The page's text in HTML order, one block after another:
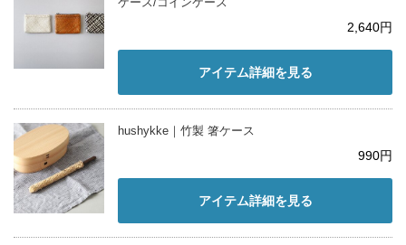
2,640円
アイテム詳細を見る
hushykke｜竹製 箸ケース
990円
アイテム詳細を見る